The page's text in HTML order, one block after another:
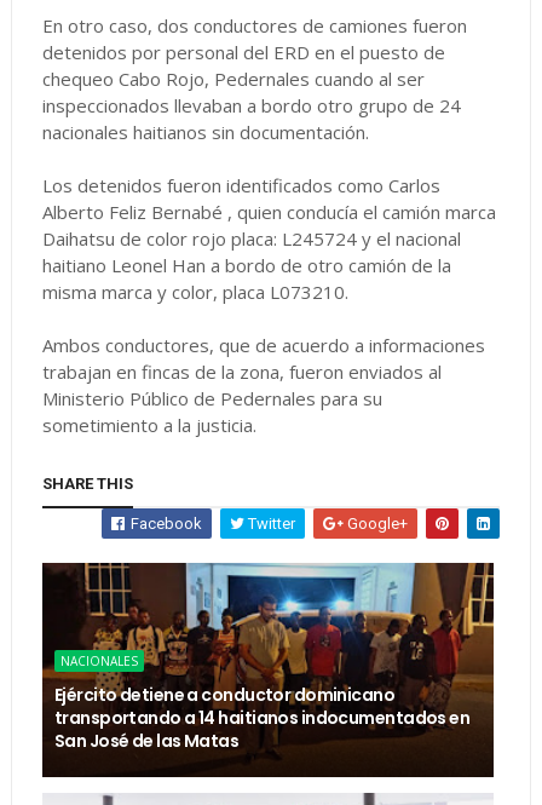
En otro caso, dos conductores de camiones fueron
detenidos por personal del ERD en el puesto de
chequeo Cabo Rojo, Pedernales cuando al ser
inspeccionados llevaban a bordo otro grupo de 24
nacionales haitianos sin documentación.
Los detenidos fueron identificados como Carlos
Alberto Feliz Bernabé , quien conducía el camión marca
Daihatsu de color rojo placa: L245724 y el nacional
haitiano Leonel Han a bordo de otro camión de la
misma marca y color, placa L073210.
Ambos conductores, que de acuerdo a informaciones
trabajan en fincas de la zona, fueron enviados al
Ministerio Público de Pedernales para su
sometimiento a la justicia.
SHARE THIS
Facebook Twitter Google+
NACIONALES
Ejército detiene a conductor dominicano
transportando a 14 haitianos indocumentados en
San José de las Matas